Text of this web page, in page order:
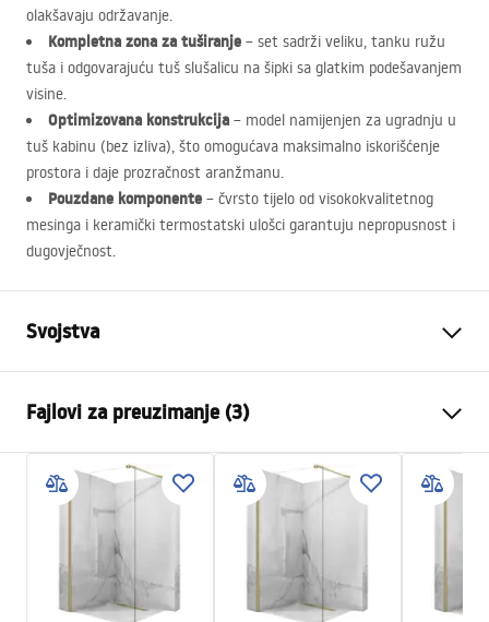
olakšavaju održavanje.
Kompletna zona za tuširanje – set sadrži veliku, tanku ružu
tuša i odgovarajuću tuš slušalicu na šipki sa glatkim podešavanjem
visine.
Optimizovana konstrukcija – model namijenjen za ugradnju u
tuš kabinu (bez izliva), što omogućava maksimalno iskorišćenje
prostora i daje prozračnost aranžmanu.
Pouzdane komponente – čvrsto tijelo od visokokvalitetnog
mesinga i keramički termostatski ulošci garantuju nepropusnost i
dugovječnost.
Svojstva
Materijal
Vrsta slavine
Jednoručna
Način montaže
Nadžbukni
Podešavanje visine
Min. visina
1090
mm
Max. visina
1450mm
Fajlovi za preuzimanje (3)
Informacije o bezbjednosti
Safety_Information_Shower_set.pdf
Garantni uslovi
Warranty_Terms_and_Conditions_Faucets_-_5.pdf